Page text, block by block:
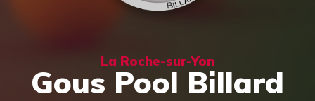
La Roche-sur-Yon
Gous Pool Billard